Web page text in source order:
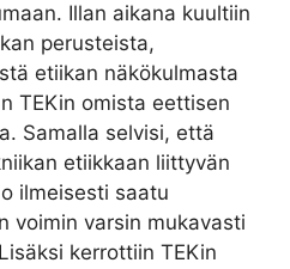
Illan aikana kuultiin
perusteista,
etiikan näkökulmasta
TEKin omista eettisen
Samalla selvisi, että
etiikkaan liittyvän
ilmeisesti saatu
voimin varsin mukavasti
kerrottiin TEKin